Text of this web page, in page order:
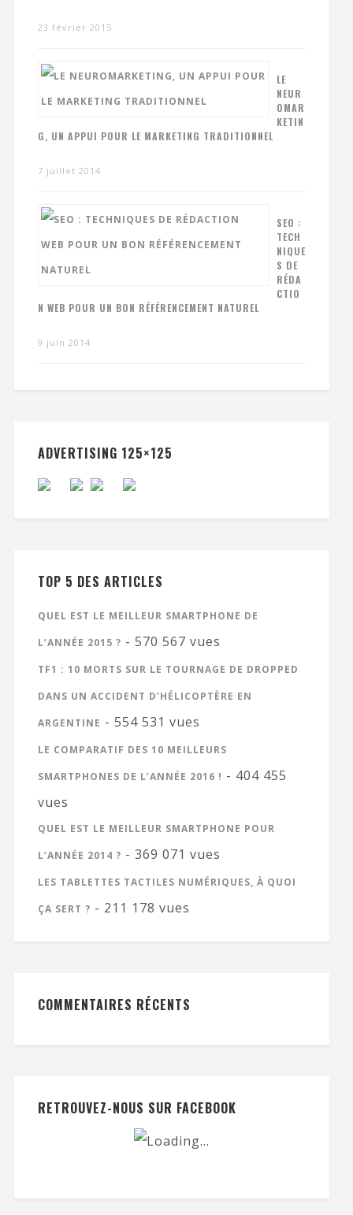
23 février 2015
LE
NEUR
OMAR
KETIN
G, UN APPUI POUR LE MARKETING TRADITIONNEL
7 juillet 2014
SEO :
TECH
NIQUE
S DE
RÉDA
CTIO
N WEB POUR UN BON RÉFÉRENCEMENT NATUREL
9 juin 2014
ADVERTISING 125×125
TOP 5 DES ARTICLES
QUEL EST LE MEILLEUR SMARTPHONE DE
L’ANNÉE 2015 ? - 570 567 vues
TF1 : 10 MORTS SUR LE TOURNAGE DE DROPPED
DANS UN ACCIDENT D’HÉLICOPTÈRE EN
ARGENTINE - 554 531 vues
LE COMPARATIF DES 10 MEILLEURS
SMARTPHONES DE L’ANNÉE 2016 ! - 404 455
vues
QUEL EST LE MEILLEUR SMARTPHONE POUR
L’ANNÉE 2014 ? - 369 071 vues
LES TABLETTES TACTILES NUMÉRIQUES, À QUOI
ÇA SERT ? - 211 178 vues
COMMENTAIRES RÉCENTS
RETROUVEZ-NOUS SUR FACEBOOK